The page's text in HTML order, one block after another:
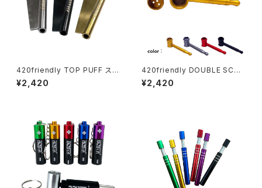
420friendly TOP PUFF スニ
ッフィング チューブ・ヘラ付き
¥2,420
420friendly DOUBLE SCRE
EN HAMMER(ダブルスクリー
ンハンマー)メタルパイプ
¥2,420